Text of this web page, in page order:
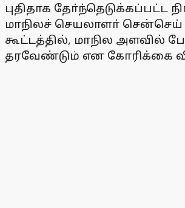
புதிதாக தோ்ந்தெடுக்கப்பட்ட
மாநிலச் செயலாளா்
கூட்டத்தில், மாநில அளவில்
தரவேண்டும் என கோரிக்கை